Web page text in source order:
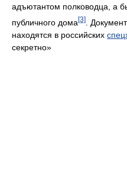
адъютантом полководца, а
публичного дома[3]
.
находятся в российских
секретно»